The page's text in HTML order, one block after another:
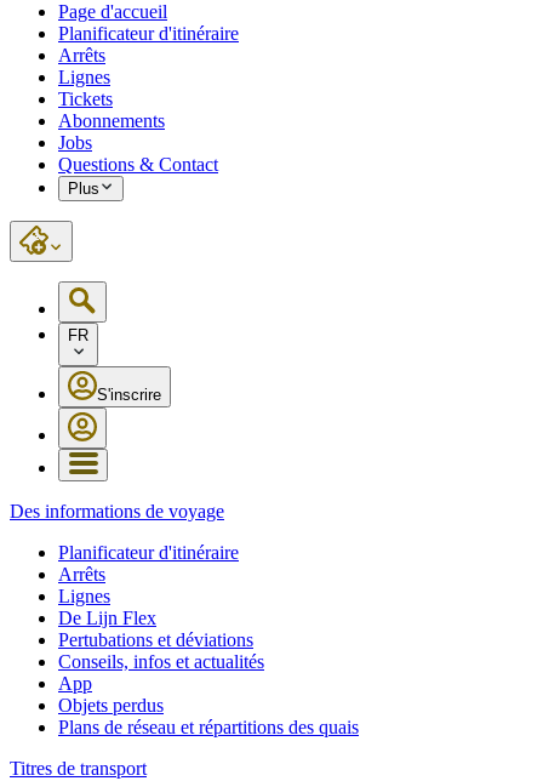
Page d'accueil
Planificateur d'itinéraire
Arrêts
Lignes
Tickets
Abonnements
Jobs
Questions & Contact
Plus
FR
S'inscrire
Des informations de voyage
Planificateur d'itinéraire
Arrêts
Lignes
De Lijn Flex
Pertubations et déviations
Conseils, infos et actualités
App
Objets perdus
Plans de réseau et répartitions des quais
Titres de transport